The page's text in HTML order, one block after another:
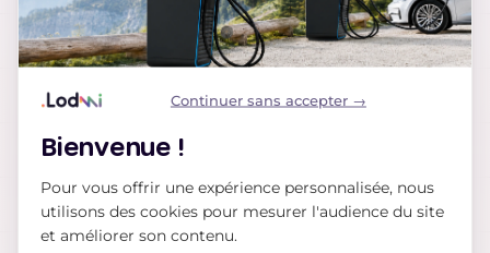
Bienvenue !
Pour vous offrir une expérience personnalisée, nous
utilisons des cookies pour mesurer l'audience du site
et améliorer son contenu.